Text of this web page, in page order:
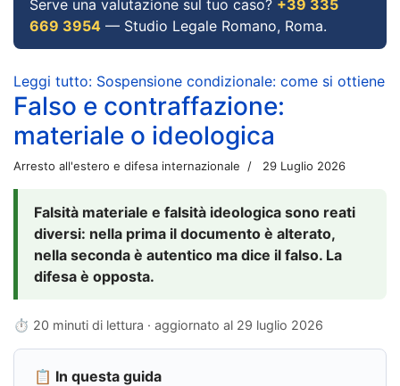
Serve una valutazione sul tuo caso? +39 335
669 3954 — Studio Legale Romano, Roma.
Leggi tutto: Sospensione condizionale: come si ottiene
Falso e contraffazione:
materiale o ideologica
Arresto all'estero e difesa internazionale 29 Luglio 2026
Falsità materiale e falsità ideologica sono reati
diversi: nella prima il documento è alterato,
nella seconda è autentico ma dice il falso. La
difesa è opposta.
⏱ 20 minuti di lettura · aggiornato al 29 luglio 2026
📋 In questa guida